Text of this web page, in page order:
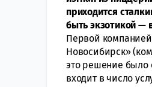
приходится
быть экзотикой —
Первой
Новосибирск»
это решение было
входит в число